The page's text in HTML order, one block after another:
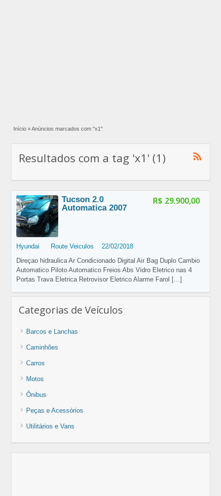
Início » Anúncios marcados com "x1"
Resultados com a tag 'x1' (1)
R$ 29.900,00
Tucson 2.0
Automatica 2007
Hyundai Route Veiculos
22/02/2018
Direçao hidraulica Ar Condicionado Digital Air Bag Duplo Cambio
Automatico Piloto Automatico Freios Abs Vidro Eletrico nas 4
Portas Trava Eletrica Retrovisor Eletrico Alarme Farol […]
Categorias de Veículos
Barcos e Lanchas
Caminhões
Carros
Motos
Ônibus
Peças e Acessórios
Utilitários e Vans